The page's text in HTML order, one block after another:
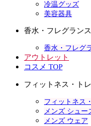
冷温グッズ
美容器具
香水・フレグランス
香水・フレグ
アウトレット
コスメ TOP
フィットネス・ト
フィットネス
メンズ シュー
メンズ ウェア